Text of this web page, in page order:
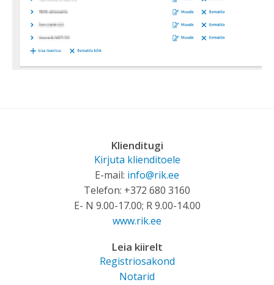
Klienditugi
Kirjuta klienditoele
E-mail: info@rik.ee
Telefon: +372 680 3160
E- N 9.00-17.00; R 9.00-14.00
www.rik.ee
Leia kiirelt
Registriosakond
Notarid